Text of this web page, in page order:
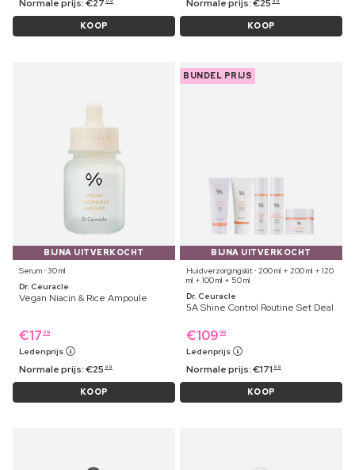
Normale prijs:€27
KOOP
Normale prijs:€25
KOOP
BIJNA UITVERKOCHT
Serum ⋅ 30 ml
Dr. Ceuracle
Vegan Niacin & Rice Ampoule
€17 39
Ledenprijs
Normale prijs:€25 99
KOOP
BUNDEL PRIJS
BIJNA UITVERKOCHT
Huidverzorgingskit ⋅ 200 ml + 200 ml + 120
ml + 100 ml + 50 ml
Dr. Ceuracle
5A Shine Control Routine Set Deal
€109 99
Ledenprijs
Normale prijs:€171 99
KOOP